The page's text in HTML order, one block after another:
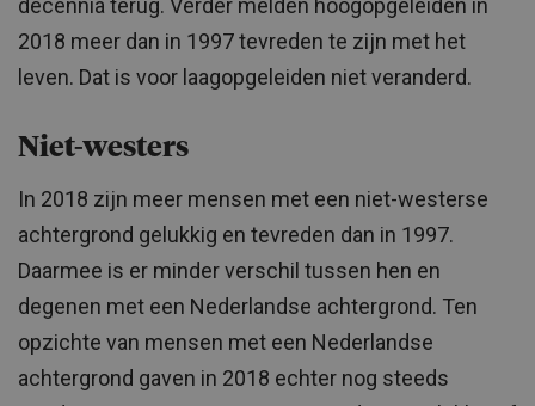
decennia terug. Verder melden hoogopgeleiden in
2018 meer dan in 1997 tevreden te zijn met het
leven. Dat is voor laagopgeleiden niet veranderd.
Niet-westers
In 2018 zijn meer mensen met een niet-westerse
achtergrond gelukkig en tevreden dan in 1997.
Daarmee is er minder verschil tussen hen en
degenen met een Nederlandse achtergrond. Ten
opzichte van mensen met een Nederlandse
achtergrond gaven in 2018 echter nog steeds